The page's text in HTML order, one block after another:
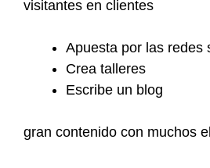
visitantes en clientes
Apuesta por las redes
Crea talleres
Escribe un blog
gran contenido con muchos